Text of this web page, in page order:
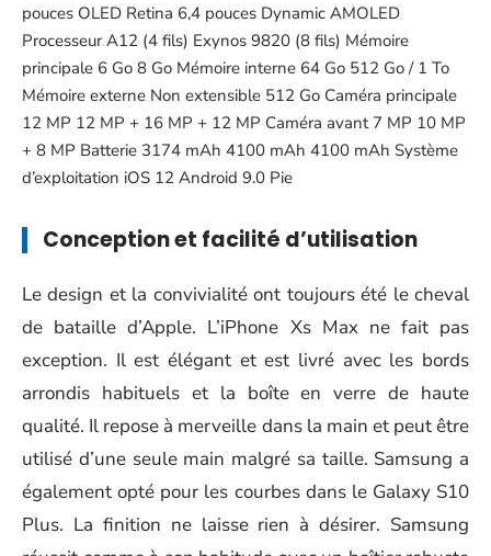
pouces OLED Retina 6,4 pouces Dynamic AMOLED
Processeur A12 (4 fils) Exynos 9820 (8 fils) Mémoire
principale 6 Go 8 Go Mémoire interne 64 Go 512 Go / 1 To
Mémoire externe Non extensible 512 Go Caméra principale
12 MP 12 MP + 16 MP + 12 MP Caméra avant 7 MP 10 MP
+ 8 MP Batterie 3174 mAh 4100 mAh 4100 mAh Système
d’exploitation iOS 12 Android 9.0 Pie
Conception et facilité d’utilisation
Le design et la convivialité ont toujours été le cheval
de bataille d’Apple. L’iPhone Xs Max ne fait pas
exception. Il est élégant et est livré avec les bords
arrondis habituels et la boîte en verre de haute
qualité. Il repose à merveille dans la main et peut être
utilisé d’une seule main malgré sa taille. Samsung a
également opté pour les courbes dans le Galaxy S10
Plus. La finition ne laisse rien à désirer. Samsung